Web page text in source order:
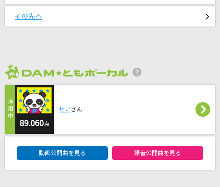
サザンオールスターズ
アキラ・スコア・シャープ・アリア・フラット(宮川彬良・斎藤晴彦・大
ETERNAL WIND ～ほほえみは光る風の中～201
5Ver.
森口博子
Star Wish
STARGLOW
手と手
その先へ
89.060点
せいさん
動画公開曲を見る 録音公開曲を見る